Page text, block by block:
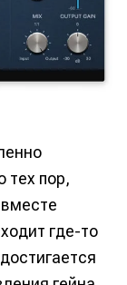
тех пор,
где-то